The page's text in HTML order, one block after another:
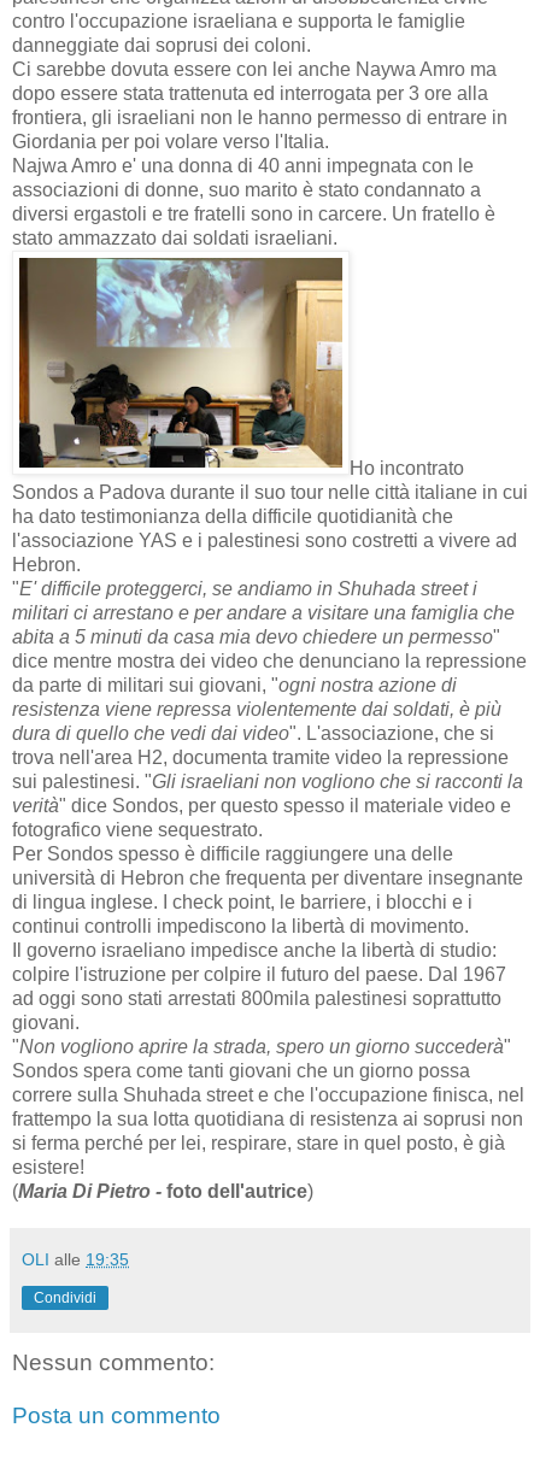
contro l'occupazione israeliana e supporta le famiglie
danneggiate dai soprusi dei coloni.
Ci sarebbe dovuta essere con lei anche Naywa Amro ma
dopo essere stata trattenuta ed interrogata per 3 ore alla
frontiera, gli israeliani non le hanno permesso di entrare in
Giordania per poi volare verso l'Italia.
Najwa Amro e' una donna di 40 anni impegnata con le
associazioni di donne, suo marito è stato condannato a
diversi ergastoli e tre fratelli sono in carcere. Un fratello è
stato ammazzato dai soldati israeliani.
Ho incontrato
Sondos a Padova durante il suo tour nelle città italiane in cui
ha dato testimonianza della difficile quotidianità che
l'associazione YAS e i palestinesi sono costretti a vivere ad
Hebron.
"E' difficile proteggerci, se andiamo in Shuhada street i
militari ci arrestano e per andare a visitare una famiglia che
abita a 5 minuti da casa mia devo chiedere un permesso"
dice mentre mostra dei video che denunciano la repressione
da parte di militari sui giovani, "ogni nostra azione di
resistenza viene repressa violentemente dai soldati, è più
dura di quello che vedi dai video". L'associazione, che si
trova nell'area H2, documenta tramite video la repressione
sui palestinesi. "Gli israeliani non vogliono che si racconti la
verità" dice Sondos, per questo spesso il materiale video e
fotografico viene sequestrato.
Per Sondos spesso è difficile raggiungere una delle
università di Hebron che frequenta per diventare insegnante
di lingua inglese. I check point, le barriere, i blocchi e i
continui controlli impediscono la libertà di movimento.
Il governo israeliano impedisce anche la libertà di studio:
colpire l'istruzione per colpire il futuro del paese. Dal 1967
ad oggi sono stati arrestati 800mila palestinesi soprattutto
giovani.
"Non vogliono aprire la strada, spero un giorno succederà"
Sondos spera come tanti giovani che un giorno possa
correre sulla Shuhada street e che l'occupazione finisca, nel
frattempo la sua lotta quotidiana di resistenza ai soprusi non
si ferma perché per lei, respirare, stare in quel posto, è già
esistere!
(Maria Di Pietro - foto dell'autrice)
OLI alle 19:35
Condividi
Nessun commento:
Posta un commento